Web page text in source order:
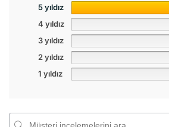
5 yıldız
4 yıldız
3 yıldız
2 yıldız
1 yıldız